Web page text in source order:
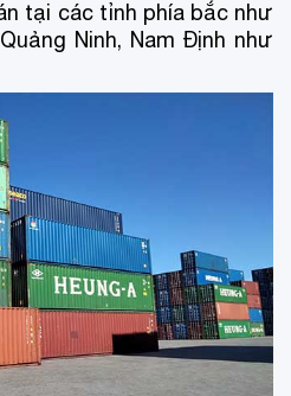
tại các tỉnh phía bắc như
Ninh, Nam Định như